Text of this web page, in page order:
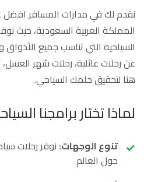
نقدم لك في مدارات المسافر
المملكة العربية السعودية، حيث
السياحية التي تناسب جميع الأذواق
عن رحلات عائلية، رحلات شهر
هنا لتحقيق حلمك السياحي.
لماذا تختار برامجنا
تنوع الوجهات:
حول العالم